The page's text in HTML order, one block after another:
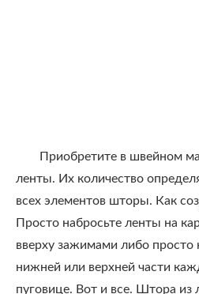
Приобретите в швейном
ленты. Их количество
всех элементов шторы. Как
Просто набросьте ленты на
вверху зажимами либо просто
нижней или верхней части
пуговице. Вот и все. Штора из